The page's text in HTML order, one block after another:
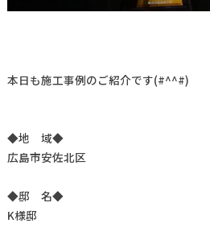
本日も施工事例のご紹介です(#^^#)
◆地 域◆
広島市安佐北区
◆邸 名◆
K様邸